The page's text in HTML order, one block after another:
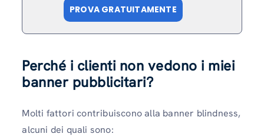
PROVA GRATUITAMENTE
Perché i clienti non vedono i miei
banner pubblicitari?
Molti fattori contribuiscono alla banner blindness,
alcuni dei quali sono: